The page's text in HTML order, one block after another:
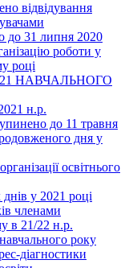
відвідування
до 31 липня 2020
роботи у
році
НАВЧАЛЬНОГО
н.р.
до 11 травня
дня у
освітнього
у 2021 році
членами
в 21/22 н.р.
року
діагностики